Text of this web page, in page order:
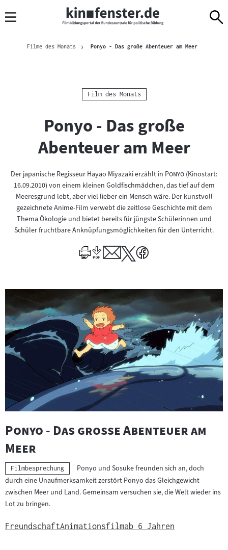
Navigation
zum
zur
Brotkrümelnavigation
Filme des Monats Ponyo - Das große Abenteuer am MeerAktuelle
Kategorie:
Film des Monats
Ponyo - Das große
Abenteuer am Meer
Der japanische Regisseur Hayao Miyazaki erzählt in "Ponyo"(Kinostart:
16.09.2010) von einem kleinen Goldfischmädchen, das tief auf dem
Meeresgrund lebt, aber viel lieber ein Mensch wäre. Der kunstvoll
gezeichnete Anime-Film verwebt die zeitlose Geschichte mit dem
Thema Ökologie und bietet bereits für jüngste Schülerinnen und
Schüler fruchtbare Anknüpfungsmöglichkeiten für den Unterricht.
"
Ponyo - Das große Abenteuer am
Meer
Kategorie:
Filmbesprechung
Ponyo und Sosuke freunden sich an, doch
durch eine Unaufmerksamkeit zerstört Ponyo das Gleichgewicht
zwischen Meer und Land. Gemeinsam versuchen sie, die Welt wieder ins
Lot zu bringen.
FreundschaftAnimationsfilmab 6 Jahren